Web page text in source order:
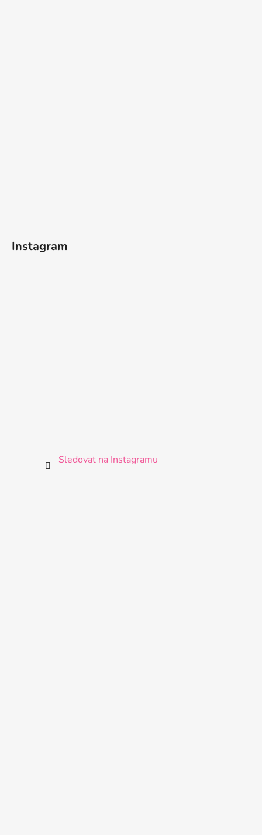
Instagram
Sledovat na Instagramu